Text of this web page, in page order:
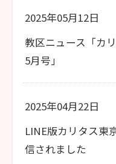
2025年05月12日
教区ニュース「カ
5月号」
2025年04月22日
LINE版カリタス東
信されました